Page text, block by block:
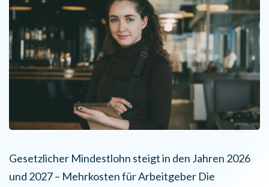
Gesetzlicher Mindestlohn steigt in den Jahren 2026
und 2027 – Mehrkosten für Arbeitgeber Die